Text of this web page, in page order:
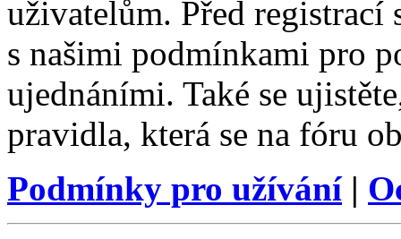
uživatelům. Před registrací
s našimi podmínkami pro
ujednáními. Také se
pravidla, která se na fóru
Podmínky pro užívání|